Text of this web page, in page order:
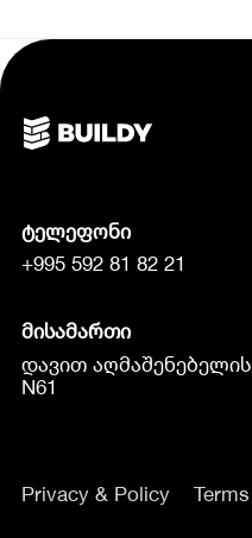
ტელეფონი
+995 592 81 82 21
მისამართი
დავით აღმაშენებელის
N61
Privacy & Policy